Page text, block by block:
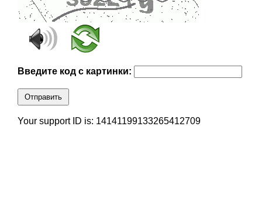
Введите код с картинки:
Отправить
Your support ID is: 14141199133265412709